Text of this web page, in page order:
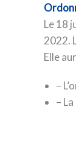
Le 18
2022.
Elle
–
–